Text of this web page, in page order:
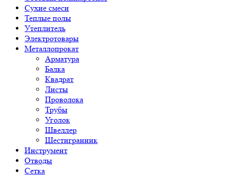
Сухие смеси
Теплые полы
Утеплитель
Электротовары
Металлопрокат
Арматура
Балка
Квадрат
Листы
Проволока
Трубы
Уголок
Швеллер
Шестигранник
Инструмент
Отводы
Сетка